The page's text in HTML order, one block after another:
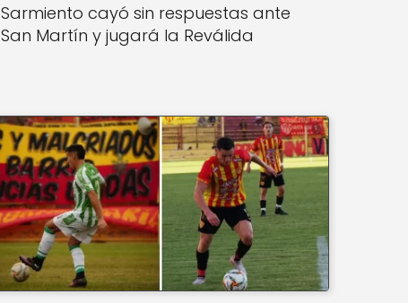
Sarmiento cayó sin respuestas ante
San Martín y jugará la Reválida